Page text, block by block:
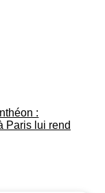
:
Paris lui rend